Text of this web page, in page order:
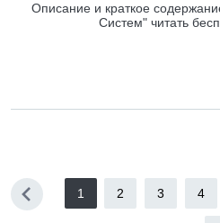
Описание и краткое
Систем" читать
1 2 3 4